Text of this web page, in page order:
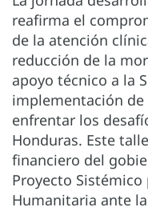
reafirma el
de la atención
reducción de la
apoyo técnico a la
implementación
enfrentar los
Honduras. Este
financiero del
Proyecto Sistémico
Humanitaria ante